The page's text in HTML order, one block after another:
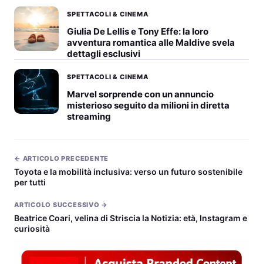
SPETTACOLI & CINEMA
Giulia De Lellis e Tony Effe: la loro
avventura romantica alle Maldive svela
dettagli esclusivi
SPETTACOLI & CINEMA
Marvel sorprende con un annuncio
misterioso seguito da milioni in diretta
streaming
← ARTICOLO PRECEDENTE
Toyota e la mobilità inclusiva: verso un futuro sostenibile
per tutti
ARTICOLO SUCCESSIVO →
Beatrice Coari, velina di Striscia la Notizia: età, Instagram e
curiosità